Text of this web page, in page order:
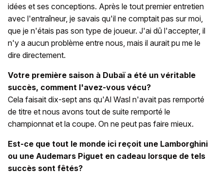
idées et ses conceptions. Après le tout premier entretien
avec l'entraîneur, je savais qu'il ne comptait pas sur moi,
que je n'étais pas son type de joueur. J'ai dû l'accepter, il
n'y a aucun problème entre nous, mais il aurait pu me le
dire directement.
Votre première saison à Dubaï a été un véritable
succès, comment l'avez-vous vécu?
Cela faisait dix-sept ans qu'Al Wasl n'avait pas remporté
de titre et nous avons tout de suite remporté le
championnat et la coupe. On ne peut pas faire mieux.
Est-ce que tout le monde ici reçoit une Lamborghini
ou une Audemars Piguet en cadeau lorsque de tels
succès sont fêtés?